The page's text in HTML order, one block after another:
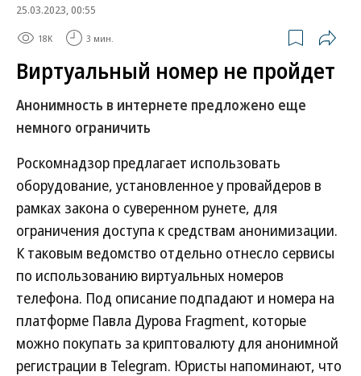
25.03.2023, 00:55
18K 3 мин.
Виртуальный номер не пройдет
Анонимность в интернете предложено еще
немного ограничить
Роскомнадзор предлагает использовать
оборудование, установленное у провайдеров в
рамках закона о суверенном рунете, для
ограничения доступа к средствам анонимизации.
К таковым ведомство отдельно отнесло сервисы
по использованию виртуальных номеров
телефона. Под описание подпадают и номера на
платформе Павла Дурова Fragment, которые
можно покупать за криптовалюту для анонимной
регистрации в Telegram. Юристы напоминают, что